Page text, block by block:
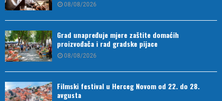
08/08/2026
Grad unapređuje mjere zaštite domaćih
proizvođača i rad gradske pijace
08/08/2026
Filmski festival u Herceg Novom od 22. do 28.
avgusta